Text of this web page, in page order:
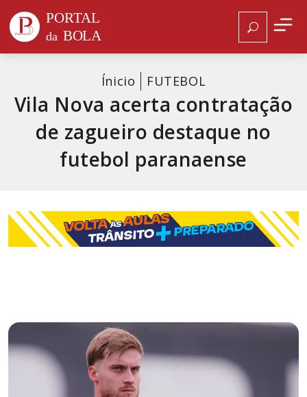
Ínicio FUTEBOL
Vila Nova acerta contratação
de zagueiro destaque no
futebol paranaense